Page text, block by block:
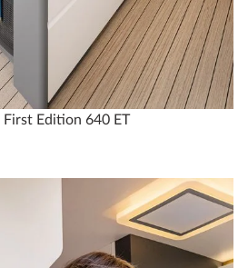
First Edition 640 ET